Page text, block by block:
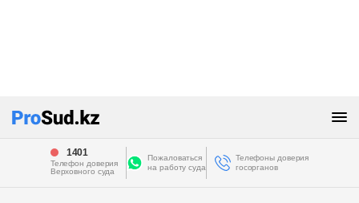
1401
Телефон доверия
Верховного суда
Пожаловаться
на работу суда
Телефоны доверия
госорганов